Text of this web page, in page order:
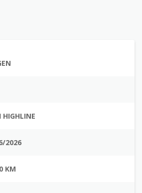
HIGHLINE
2026
0 KM